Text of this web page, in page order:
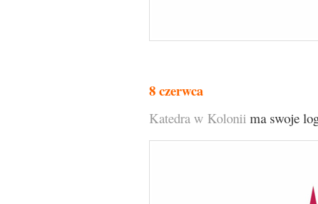
8 czerwca
Katedra w Kolonii ma swoje